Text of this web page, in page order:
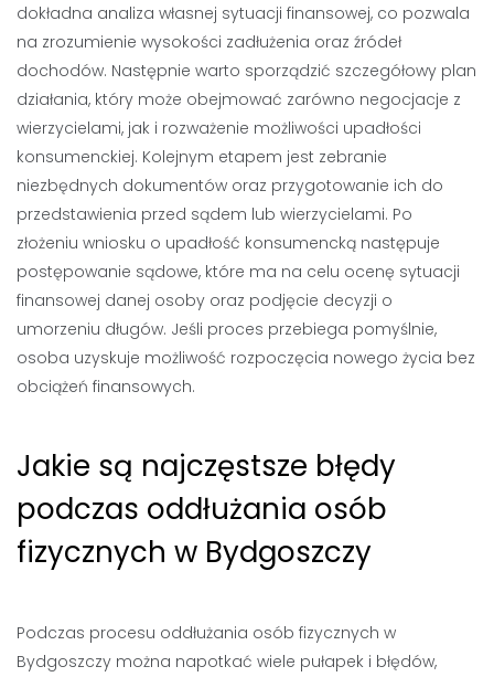
dokładna analiza własnej sytuacji finansowej, co pozwala
na zrozumienie wysokości zadłużenia oraz źródeł
dochodów. Następnie warto sporządzić szczegółowy plan
działania, który może obejmować zarówno negocjacje z
wierzycielami, jak i rozważenie możliwości upadłości
konsumenckiej. Kolejnym etapem jest zebranie
niezbędnych dokumentów oraz przygotowanie ich do
przedstawienia przed sądem lub wierzycielami. Po
złożeniu wniosku o upadłość konsumencką następuje
postępowanie sądowe, które ma na celu ocenę sytuacji
finansowej danej osoby oraz podjęcie decyzji o
umorzeniu długów. Jeśli proces przebiega pomyślnie,
osoba uzyskuje możliwość rozpoczęcia nowego życia bez
obciążeń finansowych.
Jakie są najczęstsze błędy
podczas oddłużania osób
fizycznych w Bydgoszczy
Podczas procesu oddłużania osób fizycznych w
Bydgoszczy można napotkać wiele pułapek i błędów,